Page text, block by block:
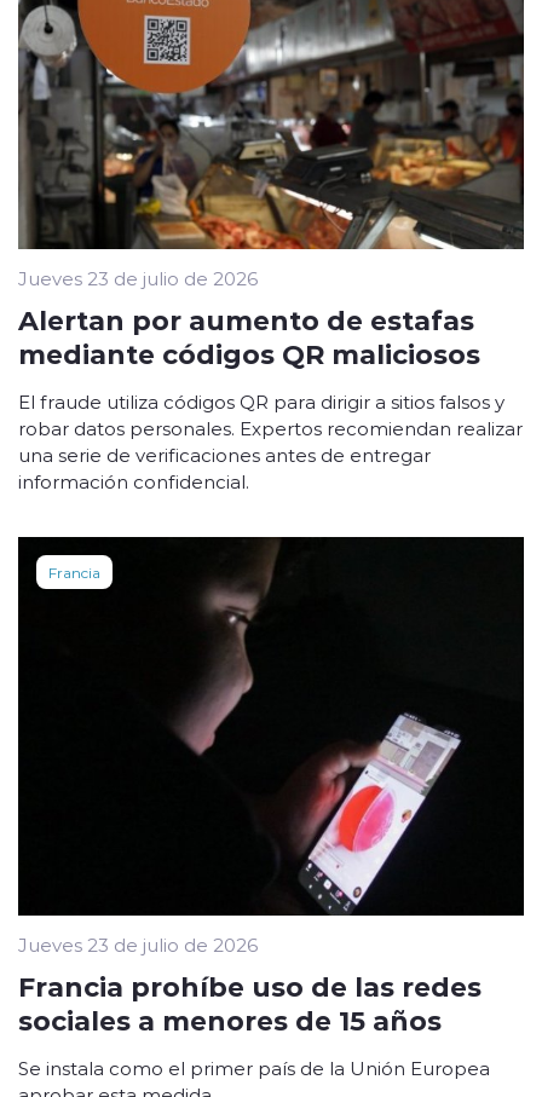
Jueves 23 de julio de 2026
Alertan por aumento de estafas
mediante códigos QR maliciosos
El fraude utiliza códigos QR para dirigir a sitios falsos y
robar datos personales. Expertos recomiendan realizar
una serie de verificaciones antes de entregar
información confidencial.
Francia
Jueves 23 de julio de 2026
Francia prohíbe uso de las redes
sociales a menores de 15 años
Se instala como el primer país de la Unión Europea